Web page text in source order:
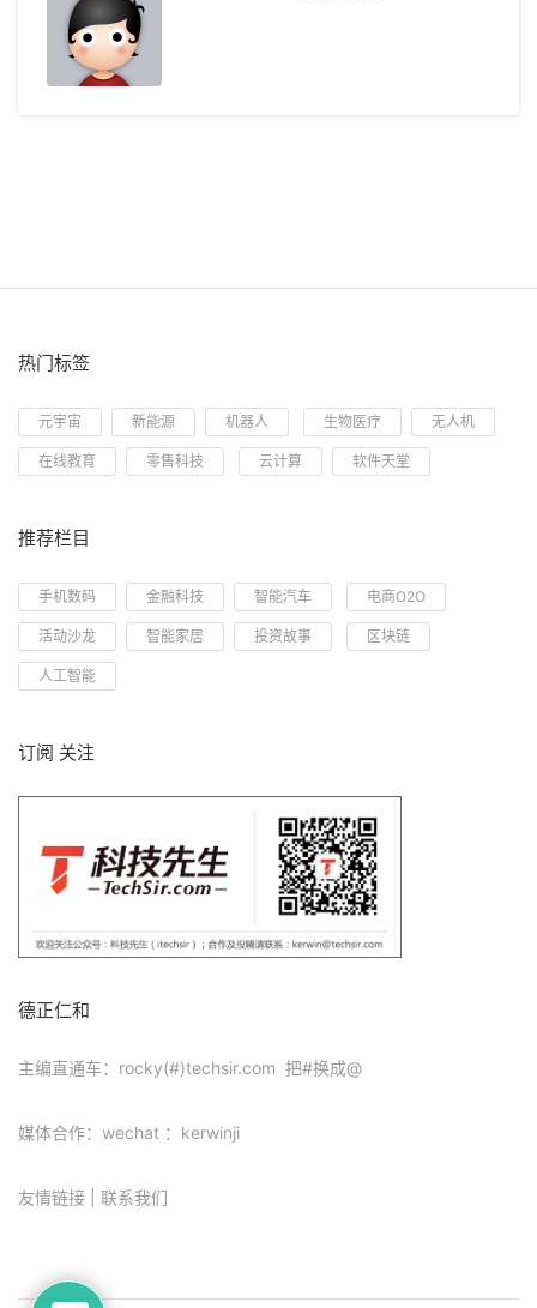
热门标签
元宇宙 新能源 机器人 生物医疗 无人机
在线教育 零售科技 云计算 软件天堂
推荐栏目
手机数码 金融科技 智能汽车 电商O2O
活动沙龙 智能家居 投资故事 区块链
人工智能
订阅 关注
德正仁和
主编直通车：rocky(#)techsir.com 把#换成@
媒体合作：wechat ：kerwinji
友情链接 联系我们